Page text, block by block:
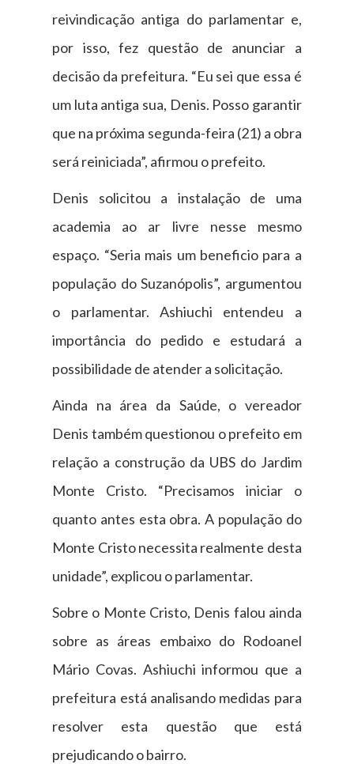
reivindicação antiga do parlamentar e,
por isso, fez questão de anunciar a
decisão da prefeitura. “Eu sei que essa é
um luta antiga sua, Denis. Posso garantir
que na próxima segunda-feira (21) a obra
será reiniciada”, afirmou o prefeito.
Denis solicitou a instalação de uma
academia ao ar livre nesse mesmo
espaço. “Seria mais um beneficio para a
população do Suzanópolis”, argumentou
o parlamentar. Ashiuchi entendeu a
importância do pedido e estudará a
possibilidade de atender a solicitação.
Ainda na área da Saúde, o vereador
Denis também questionou o prefeito em
relação a construção da UBS do Jardim
Monte Cristo. “Precisamos iniciar o
quanto antes esta obra. A população do
Monte Cristo necessita realmente desta
unidade”, explicou o parlamentar.
Sobre o Monte Cristo, Denis falou ainda
sobre as áreas embaixo do Rodoanel
Mário Covas. Ashiuchi informou que a
prefeitura está analisando medidas para
resolver esta questão que está
prejudicando o bairro.